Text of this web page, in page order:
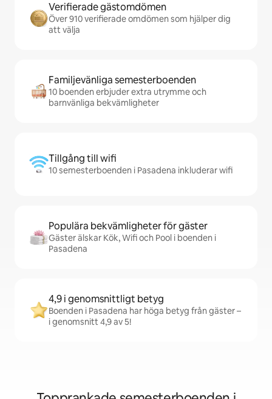
Verifierade gästomdömen
Över 910 verifierade omdömen som hjälper dig
att välja
Familjevänliga semesterboenden
10 boenden erbjuder extra utrymme och
barnvänliga bekvämligheter
Tillgång till wifi
10 semesterboenden i Pasadena inkluderar wifi
Populära bekvämligheter för gäster
Gäster älskar Kök, Wifi och Pool i boenden i
Pasadena
4,9 i genomsnittligt betyg
Boenden i Pasadena har höga betyg från gäster –
i genomsnitt 4,9 av 5!